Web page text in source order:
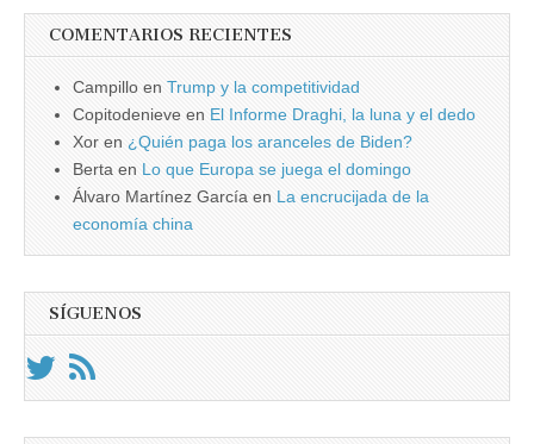
COMENTARIOS RECIENTES
Campillo en Trump y la competitividad
Copitodenieve en El Informe Draghi, la luna y el dedo
Xor en ¿Quién paga los aranceles de Biden?
Berta en Lo que Europa se juega el domingo
Álvaro Martínez García en La encrucijada de la
economía china
SÍGUENOS